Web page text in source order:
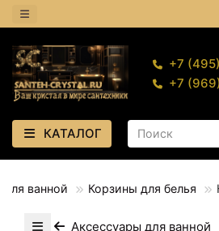
+7
+7
КАТАЛОГ
ванной Корзины для белья
Аксессуары для ванной